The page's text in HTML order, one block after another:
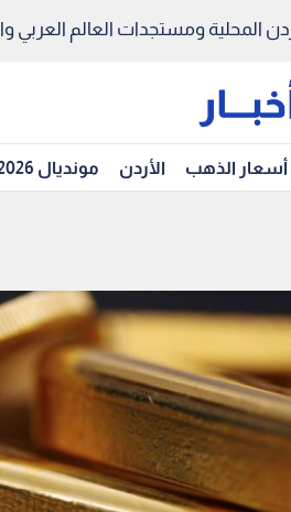
المحلية ومستجدات العالم العربي
أسعار الذهب الأردن مونديال 2026